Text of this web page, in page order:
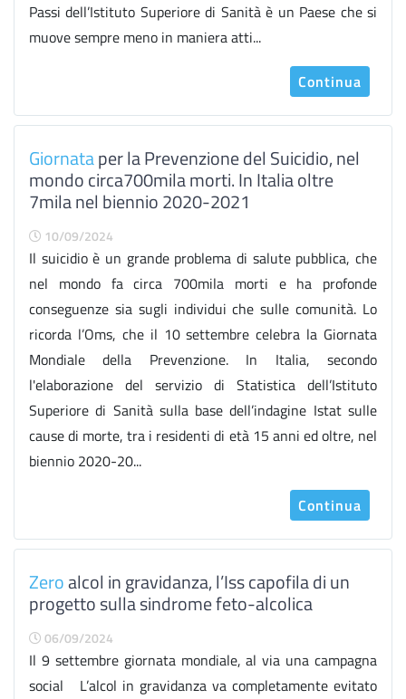
Passi dell’Istituto Superiore di Sanità è un Paese che si
muove sempre meno in maniera atti...
Continua
Giornataper la Prevenzione del Suicidio, nel
mondo circa700mila morti. In Italia oltre
7mila nel biennio 2020-2021
10/09/2024
Il suicidio è un grande problema di salute pubblica, che
nel mondo fa circa 700mila morti e ha profonde
conseguenze sia sugli individui che sulle comunità. Lo
ricorda l’Oms, che il 10 settembre celebra la Giornata
Mondiale della Prevenzione. In Italia, secondo
l'elaborazione del servizio di Statistica dell’Istituto
Superiore di Sanità sulla base dell’indagine Istat sulle
cause di morte, tra i residenti di età 15 anni ed oltre, nel
biennio 2020-20...
Continua
Zeroalcol in gravidanza, l’Iss capofila di un
progetto sulla sindrome feto-alcolica
06/09/2024
Il 9 settembre giornata mondiale, al via una campagna
social L’alcol in gravidanza va completamente evitato